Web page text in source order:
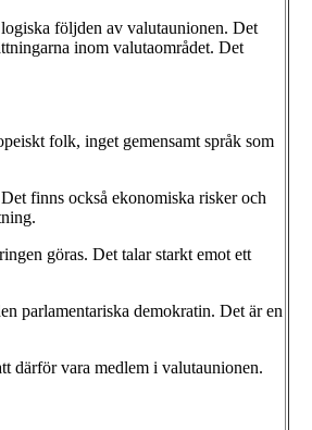
följden av valutaunionen. Det
inom valutaområdet. Det
folk, inget gemensamt språk som
finns också ekonomiska risker och
göras. Det talar starkt emot ett
parlamentariska demokratin. Det är en
därför vara medlem i valutaunionen.